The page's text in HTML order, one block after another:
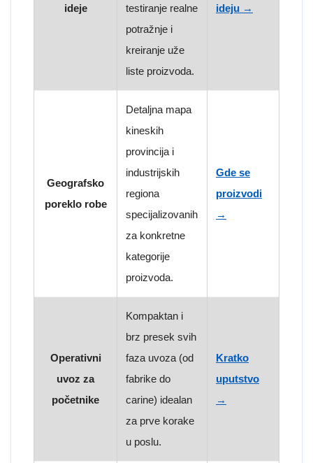
ideje
testiranje realne
potražnje i
kreiranje uže
liste proizvoda.
ideju →
Geografsko
poreklo robe
Detaljna mapa
kineskih
provincija i
industrijskih
regiona
specijalizovanih
za konkretne
kategorije
proizvoda.
Gde se
proizvodi
→
Operativni
uvoz za
početnike
Kompaktan i
brz presek svih
faza uvoza (od
fabrike do
carine) idealan
za prve korake
u poslu.
Kratko
uputstvo
→